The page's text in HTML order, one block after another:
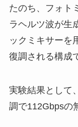
たのち、フォト
ラヘルツ波が生
ックミキサーを
復調される構成
実験結果として
調で112Gbpsの